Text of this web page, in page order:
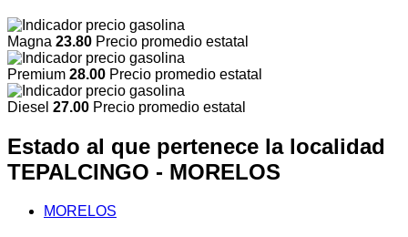
Magna 23.80 Precio promedio estatal
Premium 28.00 Precio promedio estatal
Diesel 27.00 Precio promedio estatal
Estado al que pertenece la localidad
TEPALCINGO - MORELOS
MORELOS